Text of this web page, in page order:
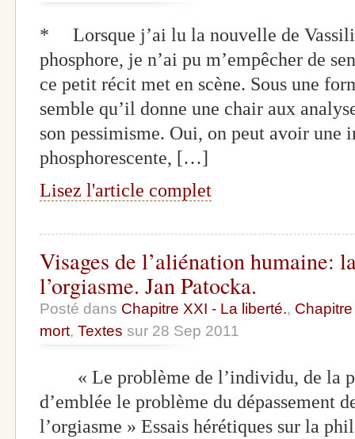
* Lorsque j’ai lu la nouvelle de
phosphore, je n’ai pu m’empêcher de
ce petit récit met en scène. Sous une
semble qu’il donne une chair aux
son pessimisme. Oui, on peut avoir une
phosphorescente, […]
Lisez l'article complet
Visages de l’aliénation humaine:
l’orgiasme. Jan Patocka.
Posté dans Chapitre XXI - La liberté.,
mort, Textes sur 28 Sep 2011
« Le problème de l’individu, de la
d’emblée le problème du dépassement
l’orgiasme » Essais hérétiques sur la